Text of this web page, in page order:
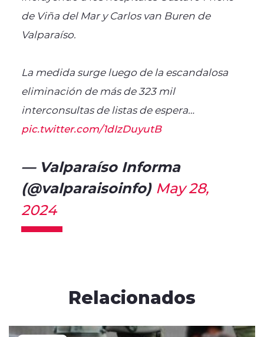
de Viña del Mar y Carlos van Buren de
Valparaíso.
La medida surge luego de la escandalosa
eliminación de más de 323 mil
interconsultas de listas de espera…
pic.twitter.com/1dIzDuyutB
— Valparaíso Informa
(@valparaisoinfo) May 28,
2024
Relacionados